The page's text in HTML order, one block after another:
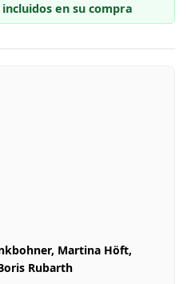
en su compra
Martina Höft,
Rubarth